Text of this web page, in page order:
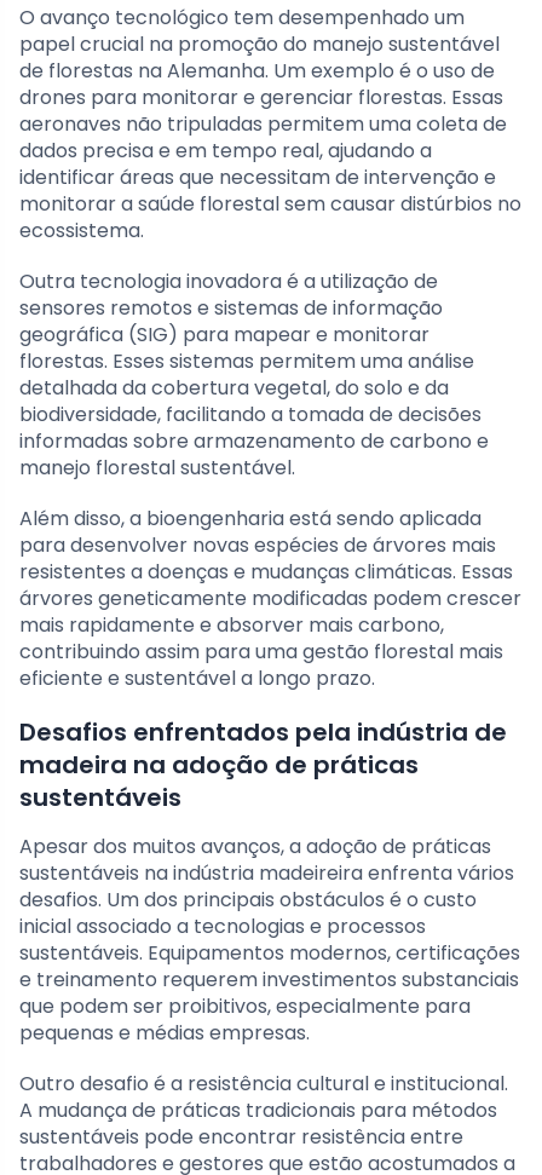
O avanço tecnológico tem desempenhado um
papel crucial na promoção do manejo sustentável
de florestas na Alemanha. Um exemplo é o uso de
drones para monitorar e gerenciar florestas. Essas
aeronaves não tripuladas permitem uma coleta de
dados precisa e em tempo real, ajudando a
identificar áreas que necessitam de intervenção e
monitorar a saúde florestal sem causar distúrbios no
ecossistema.
Outra tecnologia inovadora é a utilização de
sensores remotos e sistemas de informação
geográfica (SIG) para mapear e monitorar
florestas. Esses sistemas permitem uma análise
detalhada da cobertura vegetal, do solo e da
biodiversidade, facilitando a tomada de decisões
informadas sobre armazenamento de carbono e
manejo florestal sustentável.
Além disso, a bioengenharia está sendo aplicada
para desenvolver novas espécies de árvores mais
resistentes a doenças e mudanças climáticas. Essas
árvores geneticamente modificadas podem crescer
mais rapidamente e absorver mais carbono,
contribuindo assim para uma gestão florestal mais
eficiente e sustentável a longo prazo.
Desafios enfrentados pela indústria de
madeira na adoção de práticas
sustentáveis
Apesar dos muitos avanços, a adoção de práticas
sustentáveis na indústria madeireira enfrenta vários
desafios. Um dos principais obstáculos é o custo
inicial associado a tecnologias e processos
sustentáveis. Equipamentos modernos, certificações
e treinamento requerem investimentos substanciais
que podem ser proibitivos, especialmente para
pequenas e médias empresas.
Outro desafio é a resistência cultural e institucional.
A mudança de práticas tradicionais para métodos
sustentáveis pode encontrar resistência entre
trabalhadores e gestores que estão acostumados a